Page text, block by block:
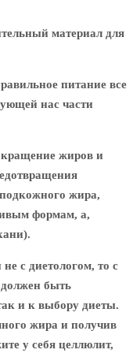
материал для
питание все
нас части
жиров и
жира,
формам, а,
с диетологом, то с
быть
и к выбору диеты.
жира и получив
у себя целлюлит,